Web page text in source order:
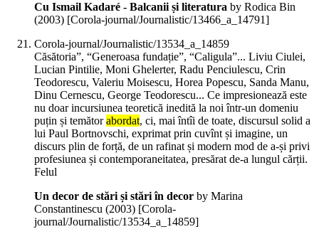
Cu Ismail Kadaré - Balcanii și literatura by Rodica Bin
(2003) [Corola-journal/Journalistic/13466_a_14791]
Corola-journal/Journalistic/13534_a_14859
Căsătoria”, “Generoasa fundație”, “Caligula”... Liviu Ciulei,
Lucian Pintilie, Moni Ghelerter, Radu Penciulescu, Crin
Teodorescu, Valeriu Moisescu, Horea Popescu, Sanda Manu,
Dinu Cernescu, George Teodorescu... Ce impresionează este
nu doar incursiunea teoretică inedită la noi într-un domeniu
puțin și temătorabordat, ci, mai întîi de toate, discursul solid a
lui Paul Bortnovschi, exprimat prin cuvînt și imagine, un
discurs plin de forță, de un rafinat și modern mod de a-și privi
profesiunea și contemporaneitatea, presărat de-a lungul cărții.
Felul
Un decor de stări și stări în decor by Marina
Constantinescu (2003) [Corola-
journal/Journalistic/13534_a_14859]